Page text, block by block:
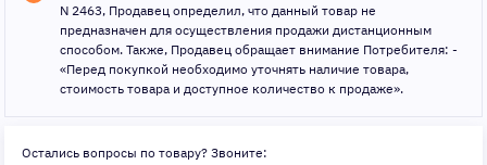
N 2463, Продавец определил, что данный товар не
предназначен для осуществления продажи дистанционным
способом. Также, Продавец обращает внимание Потребителя: -
«Перед покупкой необходимо уточнять наличие товара,
стоимость товара и доступное количество к продаже».
Остались вопросы по товару? Звоните: